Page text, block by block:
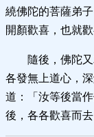
繞佛陀的菩薩弟
開顏歡喜，也就
隨後，佛陀
各發無上道心，
道：「汝等後當
後，各各歡喜而去